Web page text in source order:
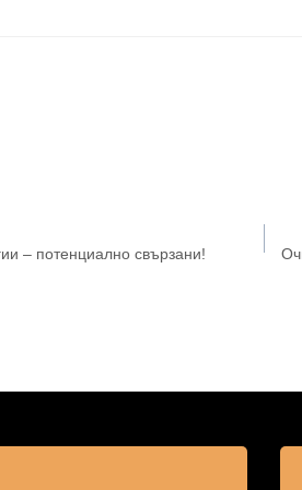
– потенциално свързани!